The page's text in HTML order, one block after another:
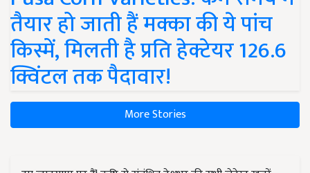
तैयार हो जाती हैं मक्का की ये पांच
किस्में, मिलती है प्रति हेक्टेयर 126.6
क्विंटल तक पैदावार!
More Stories